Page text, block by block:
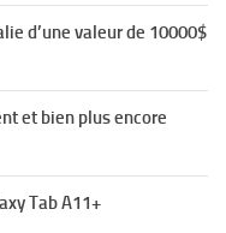
d’une valeur de 10000$
et bien plus encore
Tab A11+